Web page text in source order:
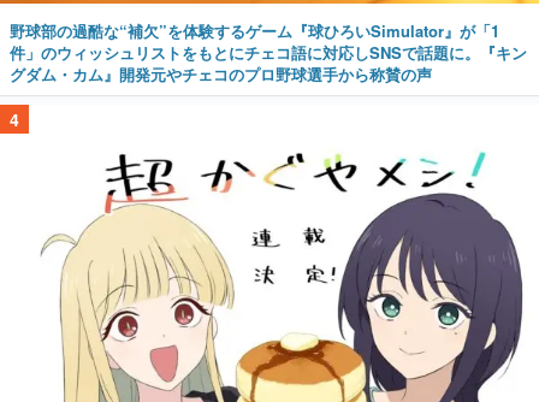
野球部の過酷な“補欠”を体験するゲーム『球ひろいSimulator』が「1
件」のウィッシュリストをもとにチェコ語に対応しSNSで話題に。『キン
グダム・カム』開発元やチェコのプロ野球選手から称賛の声
4